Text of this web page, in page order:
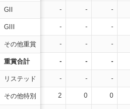
GII
GIII
その他重賞
重賞合計
リステッド
その他特別
- - -
- - -
- - -
- - -
- - -
2 0 0